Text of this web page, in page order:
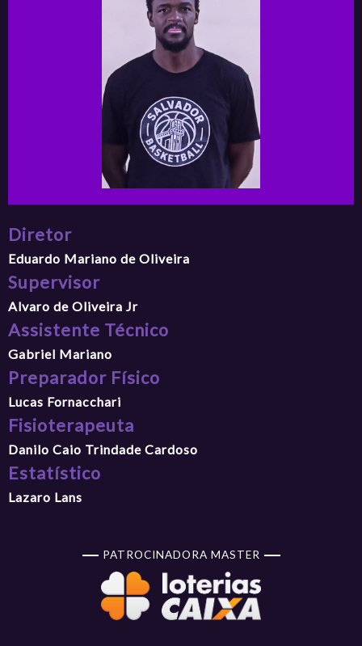
Diretor
Eduardo Mariano de Oliveira
Supervisor
Alvaro de Oliveira Jr
Assistente Técnico
Gabriel Mariano
Preparador Físico
Lucas Fornacchari
Fisioterapeuta
Danilo Caio Trindade Cardoso
Estatístico
Lazaro Lans
PATROCINADORA MASTER